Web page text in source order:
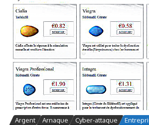
Argent Arnaque Cyber-attaque